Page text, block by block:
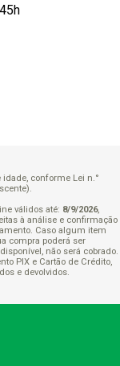
conforme Lei n.°
válidos até: 8/9/2026,
à análise e confirmação
Caso algum item
compra poderá ser
não será cobrado.
PIX e Cartão de Crédito,
e devolvidos.